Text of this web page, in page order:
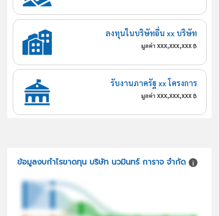
ลงทุนในบริษัทอื่น xx บริษัท
มูลค่า xxx,xxx,xxx ฿
รับงานภาครัฐ xx โครงการ
มูลค่า xxx,xxx,xxx ฿
ข้อมูลงบกำไรขาดทุน บริษัท นวมินทร์ การาจ จำกัด